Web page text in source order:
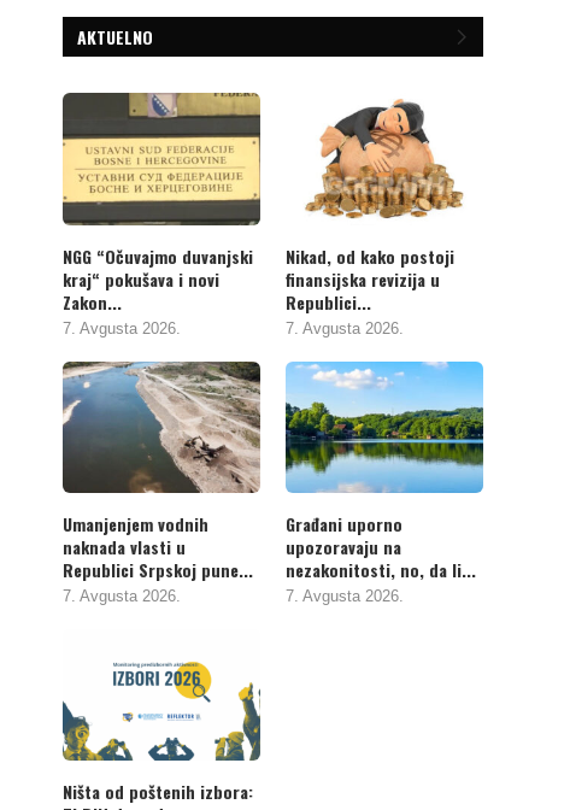
AKTUELNO
NGG “Očuvajmo duvanjski
kraj“ pokušava i novi
Zakon...
7. Avgusta 2026.
Nikad, od kako postoji
finansijska revizija u
Republici...
7. Avgusta 2026.
Umanjenjem vodnih
naknada vlasti u
Republici Srpskoj pune...
7. Avgusta 2026.
Građani uporno
upozoravaju na
nezakonitosti, no, da li...
7. Avgusta 2026.
Ništa od poštenih izbora: